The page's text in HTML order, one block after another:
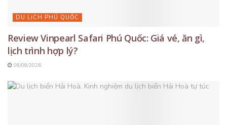
DU LỊCH PHÚ QUỐC
Review Vinpearl Safari Phú Quốc: Giá vé, ăn gì,
lịch trình hợp lý?
08/08/2026